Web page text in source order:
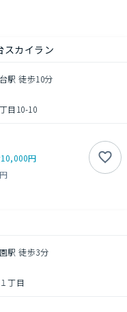
スカイラン
駅 徒歩10分
目10-10
10,000円
駅 徒歩3分
丁目